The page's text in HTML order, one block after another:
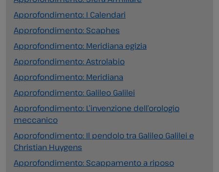
Approfondimento: I Calendari
Approfondimento: Scaphes
Approfondimento: Meridiana egizia
Approfondimento: Astrolabio
Approfondimento: Meridiana
Approfondimento: Galileo Galilei
Approfondimento: L’invenzione dell’orologio
meccanico
Approfondimento: Il pendolo tra Galileo Galilei e
Christian Huygens
Approfondimento: Scappamento a riposo